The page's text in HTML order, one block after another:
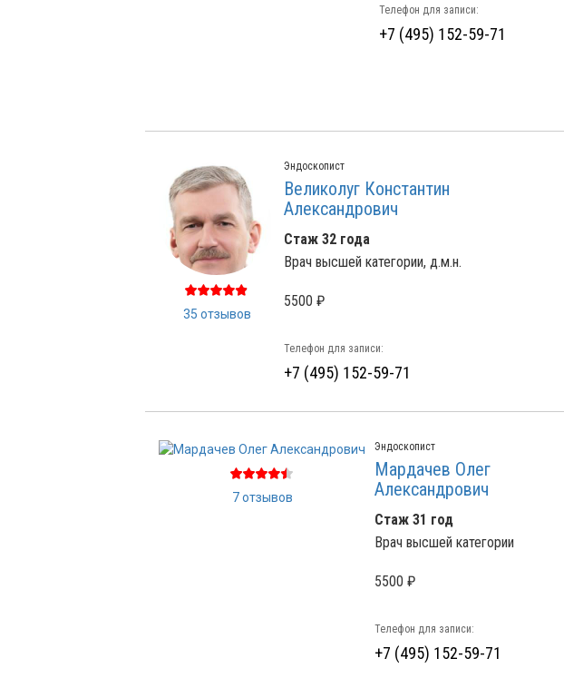
Телефон для записи:
+7 (495) 152-59-71
35 отзывов
Эндоскопист
Великолуг Константин
Александрович
Стаж 32 года
Врач высшей категории, д.м.н.
5500 ₽
Телефон для записи:
+7 (495) 152-59-71
7 отзывов
Эндоскопист
Мардачев Олег
Александрович
Стаж 31 год
Врач высшей категории
5500 ₽
Телефон для записи:
+7 (495) 152-59-71